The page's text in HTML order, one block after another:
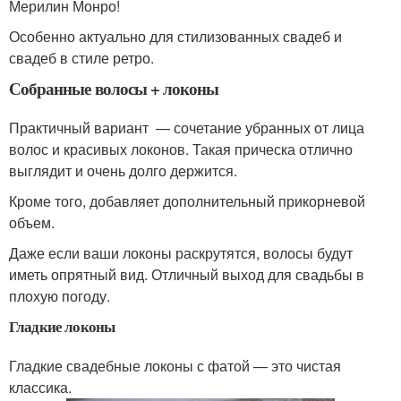
Мерилин Монро!
Особенно актуально для стилизованных свадеб и
свадеб в стиле ретро.
Собранные волосы + локоны
Практичный вариант — сочетание убранных от лица
волос и красивых локонов. Такая прическа отлично
выглядит и очень долго держится.
Кроме того, добавляет дополнительный прикорневой
объем.
Даже если ваши локоны раскрутятся, волосы будут
иметь опрятный вид. Отличный выход для свадьбы в
плохую погоду.
Гладкие локоны
Гладкие свадебные локоны с фатой — это чистая
классика.